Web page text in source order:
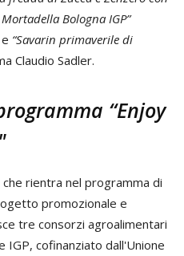
Bologna IGP”
“Savarin primaverile di
Claudio Sadler.
“Enjoy
che rientra nel programma di
promozionale e
tre consorzi agroalimentari
IGP, cofinanziato dall'Unione